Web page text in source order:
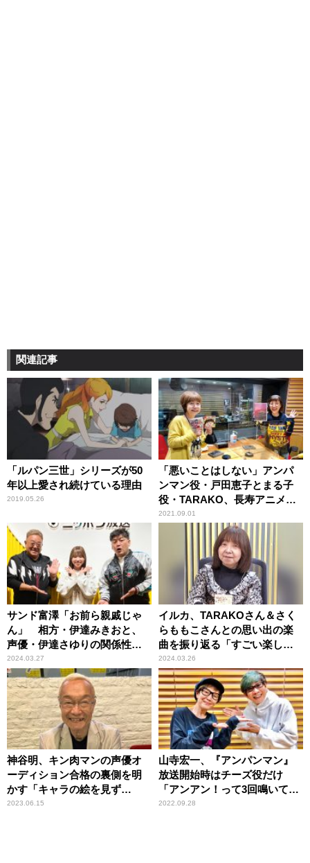
関連記事
「ルパン三世」シリーズが50
年以上愛され続けている理由
2019.05.26
「悪いことはしない」アンパ
ンマン役・戸田恵子とまる子
役・TARAKO、長寿アニメの
主役を演じる心がけ
2021.09.01
サンド富澤「お前ら親戚じゃ
ん」 相方・伊達みきおと、
声優・伊達さゆりの関係性を
突如として暴露
2024.03.27
イルカ、TARAKOさん＆さく
らももこさんとの思い出の楽
曲を振り返る「すごい楽しか
ったな」
2024.03.26
神谷明、キン肉マンの声優オ
ーディション合格の裏側を明
かす「キャラの絵を見ず
に……」
2023.06.15
山寺宏一、『アンパンマン』
放送開始時はチーズ役だけ
「アンアン！って3回鳴いて帰
った」 戸田恵子と語る収録秘
2022.09.28